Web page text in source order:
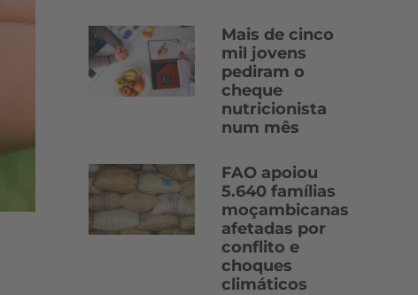
Mais de cinco
mil jovens
pediram o
cheque
nutricionista
num mês
FAO apoiou
5.640 famílias
moçambicanas
afetadas por
conflito e
choques
climáticos